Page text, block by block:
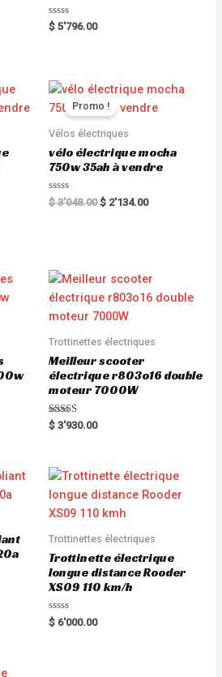
Rated
0
$ 5'796.00
Promo !
Vélos électriques
vélo électrique mocha
750w 35ah à vendre
Rated
0
$3'048.00 $ 2'134.00
Trottinettes électriques
Meilleur scooter
électrique r803o16 double
moteur 7000W
Rated
5.00
$ 3'930.00
Trottinettes électriques
Trottinette électrique
longue distance Rooder
XS09 110 km/h
Rated
0
$ 6'000.00